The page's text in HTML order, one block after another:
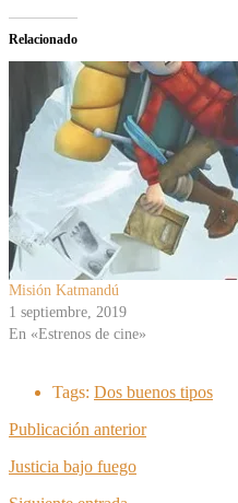
Relacionado
Misión Katmandú
1 septiembre, 2019
En «Estrenos de cine»
Tags: Dos buenos tipos
Publicación anterior
Justicia bajo fuego